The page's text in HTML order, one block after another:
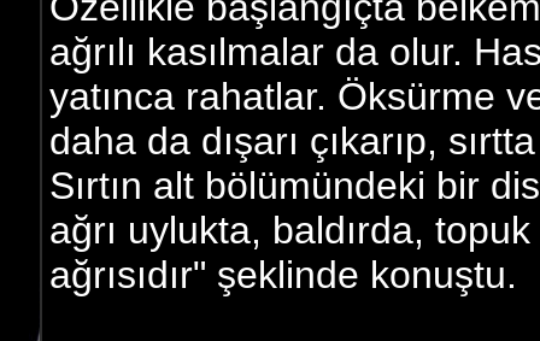
ağrılı kasılmalar da olur.
yatınca rahatlar. Öksürme
daha da dışarı çıkarıp,
Sırtın alt bölümündeki bir
ağrı uylukta, baldırda,
ağrısıdır" şeklinde konuştu.